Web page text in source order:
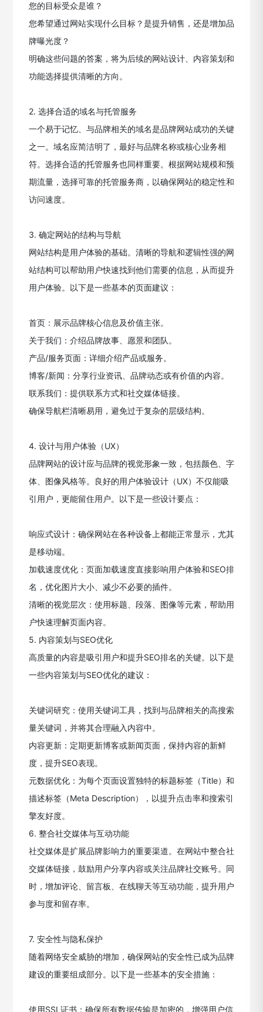
您的目标受众是谁？
您希望通过网站实现什么目标？是提升销售，还是增加品
牌曝光度？
明确这些问题的答案，将为后续的网站设计、内容策划和
功能选择提供清晰的方向。
2. 选择合适的域名与托管服务
一个易于记忆、与品牌相关的域名是品牌网站成功的关键
之一。域名应简洁明了，最好与品牌名称或核心业务相
符。选择合适的托管服务也同样重要。根据网站规模和预
期流量，选择可靠的托管服务商，以确保网站的稳定性和
访问速度。
3. 确定网站的结构与导航
网站结构是用户体验的基础。清晰的导航和逻辑性强的网
站结构可以帮助用户快速找到他们需要的信息，从而提升
用户体验。以下是一些基本的页面建议：
首页：展示品牌核心信息及价值主张。
关于我们：介绍品牌故事、愿景和团队。
产品/服务页面：详细介绍产品或服务。
博客/新闻：分享行业资讯、品牌动态或有价值的内容。
联系我们：提供联系方式和社交媒体链接。
确保导航栏清晰易用，避免过于复杂的层级结构。
4. 设计与用户体验（UX）
品牌网站的设计应与品牌的视觉形象一致，包括颜色、字
体、图像风格等。良好的用户体验设计（UX）不仅能吸
引用户，更能留住用户。以下是一些设计要点：
响应式设计：确保网站在各种设备上都能正常显示，尤其
是移动端。
加载速度优化：页面加载速度直接影响用户体验和SEO排
名，优化图片大小、减少不必要的插件。
清晰的视觉层次：使用标题、段落、图像等元素，帮助用
户快速理解页面内容。
5. 内容策划与SEO优化
高质量的内容是吸引用户和提升SEO排名的关键。以下是
一些内容策划与SEO优化的建议：
关键词研究：使用关键词工具，找到与品牌相关的高搜索
量关键词，并将其合理融入内容中。
内容更新：定期更新博客或新闻页面，保持内容的新鲜
度，提升SEO表现。
元数据优化：为每个页面设置独特的标题标签（Title）和
描述标签（Meta Description），以提升点击率和搜索引
擎友好度。
6. 整合社交媒体与互动功能
社交媒体是扩展品牌影响力的重要渠道。在网站中整合社
交媒体链接，鼓励用户分享内容或关注品牌社交账号。同
时，增加评论、留言板、在线聊天等互动功能，提升用户
参与度和留存率。
7. 安全性与隐私保护
随着网络安全威胁的增加，确保网站的安全性已成为品牌
建设的重要组成部分。以下是一些基本的安全措施：
使用SSL证书：确保所有数据传输是加密的，增强用户信